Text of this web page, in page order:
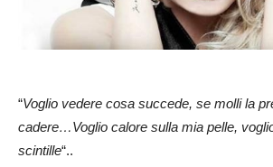
“Voglio vedere cosa succede, se molli la
cadere…Voglio calore sulla mia pelle,
scintille“..